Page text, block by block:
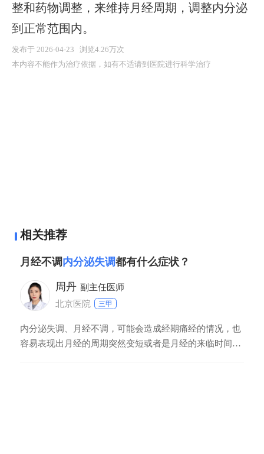
整和药物调整，来维持月经周期，调整内分泌
到正常范围内。
发布于 2026-04-23 浏览4.26万次
本内容不能作为治疗依据，如有不适请到医院进行科学治疗
相关推荐
月经不调内分泌失调都有什么症状？
周丹 副主任医师
北京医院
三甲
内分泌失调、月经不调，可能会造成经期痛经的情况，也
容易表现出月经的周期突然变短或者是月经的来临时间提